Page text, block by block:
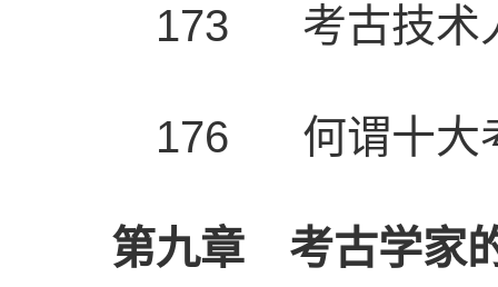
173 考古技术
176 何谓十大
第九章 考古学家